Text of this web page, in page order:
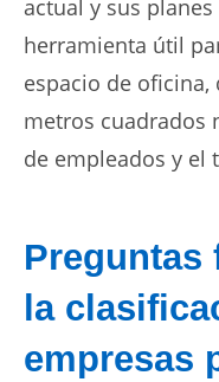
actual y sus
herramienta útil
espacio de
metros cuadrados
de empleados y el
Preguntas
la
empresas